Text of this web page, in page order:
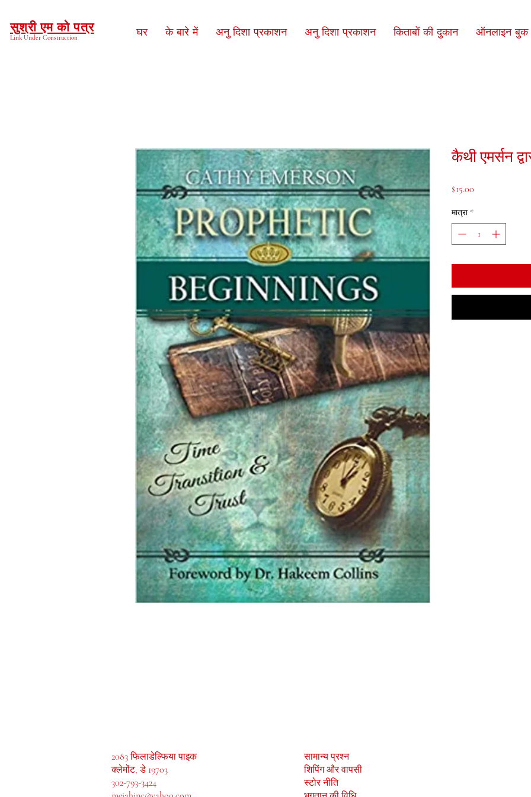
सुश्री एम को पत्र
Link Under Construction घर के बारे में अनु दिशा प्रकाशन अनु दिशा प्रकाशन किताबों की दुकान ऑनलाइन
कैथी एमर्सन
$15.00
मात्रा *
2083 फिलाडेल्फिया पाइक
क्लेमोंट, डे 19703
302-793-3424
सामान्य प्रश्न
शिपिंग और वापसी
स्टोर नीति